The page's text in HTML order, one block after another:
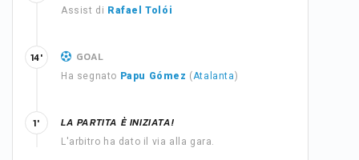
Assist di Rafael Tolói
GOAL
Ha segnato Papu Gómez (Atalanta)
14'
LA PARTITA È INIZIATA!
L'arbitro ha dato il via alla gara.
1'